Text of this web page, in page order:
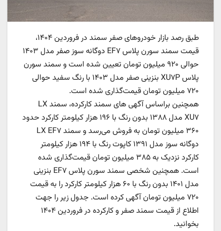
طبق رصد بازار خودروهای صفر سمند در فروردین ۱۴۰۴،
قیمت سمند سورن پلاس EF۷ دوگانه سوز صفر مدل ۱۴۰۳
حوالی ۹۲۰ میلیون تومان تعیین شده است و سمند سورن
پلاس XU۷P بنزینی صفر مدل ۱۴۰۳ با رنگ سفید حوالی
همچنین براساس آگهی های سمند کارکرده، سمند LX
XU۷ مدل ۱۳۸۸ بدون رنگ با ۱۹۶ هزار کیلومتر کارکرد حدود
۳۶۰ میلیون تومان به فروش می‌رسد و سمند LX EF۷
دوگانه سوز مدل ۱۳۹۱ کاپوت رنگ با ۱۹۴ هزار کیلومتر
کارکرد نزدیک به ۳۸۵ میلیون تومان قیمت‌گذاری شده
است. همچنین شخصی سمند سورن پلاس EF۷ بنزینی
مدل ۱۴۰۱ بدون رنگ با ۶۰ هزار کیلومتر کارکرد را به قیمت
۷۲۰ میلیون تومان آگهی کرده است. جدول زیر را جهت
اطلاع از قیمت سمند صفر و کارکرده در فروردین ۱۴۰۴
بخوانید.